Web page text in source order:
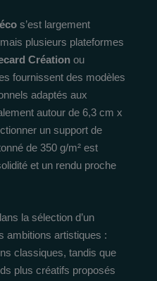
s’est largement
plusieurs plateformes
Création ou
fournissent des modèles
adaptés aux
autour de 6,3 cm x
un support de
de 350 g/m² est
et un rendu proche
la sélection d’un
ambitions artistiques :
classiques, tandis que
plus créatifs proposés